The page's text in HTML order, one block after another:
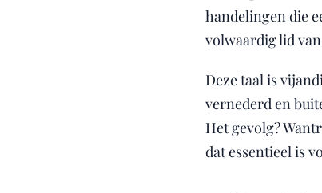
handelingen die
volwaardig lid
Deze taal is
vernederd en
Het gevolg?
dat essentieel is